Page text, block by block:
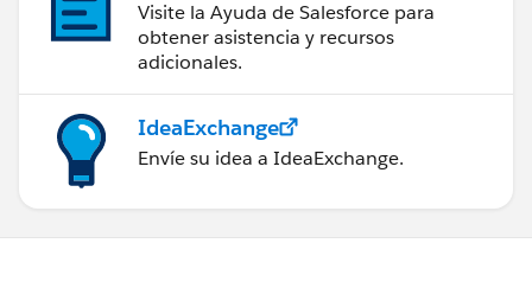
Visite la Ayuda de Salesforce para
obtener asistencia y recursos
adicionales.
IdeaExchange
Envíe su idea a IdeaExchange.